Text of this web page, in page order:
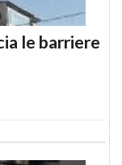
le barriere